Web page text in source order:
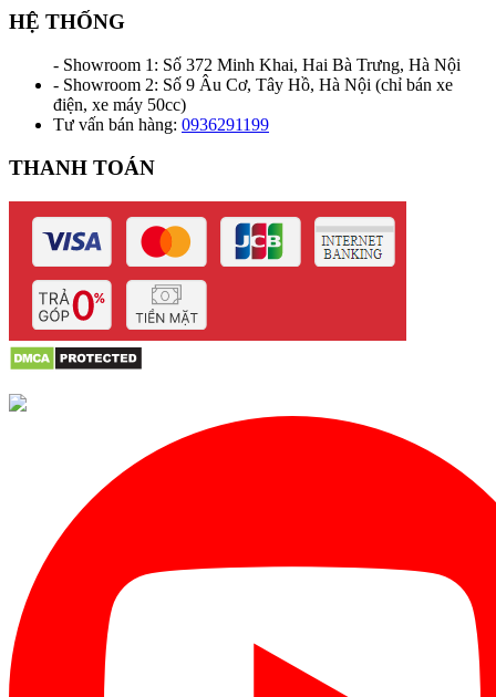
HỆ THỐNG
- Showroom 1: Số 372 Minh Khai, Hai Bà Trưng, Hà Nội
- Showroom 2: Số 9 Âu Cơ, Tây Hồ, Hà Nội (chỉ bán xe
điện, xe máy 50cc)
Tư vấn bán hàng: 0936291199
THANH TOÁN